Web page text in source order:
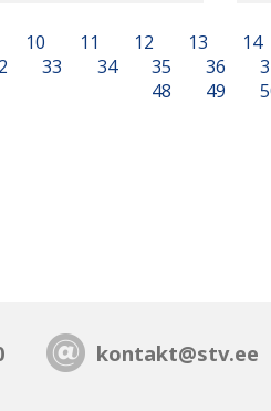
10 11 12 13 14
33 34 35 36
48
49
kontakt@stv.ee